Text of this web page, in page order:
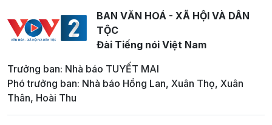
BAN VĂN HOÁ - XÃ HỘI VÀ DÂN
TỘC
Đài Tiếng nói Việt Nam
Trưởng ban: Nhà báo TUYẾT MAI
Phó trưởng ban: Nhà báo Hồng Lan, Xuân Thọ, Xuân
Thân, Hoài Thu